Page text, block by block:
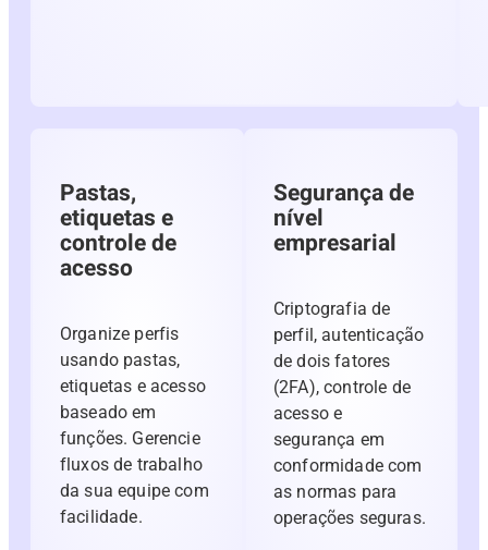
Pastas,
etiquetas e
controle de
acesso
Organize perfis
usando pastas,
etiquetas e acesso
baseado em
funções. Gerencie
fluxos de trabalho
da sua equipe com
facilidade.
Segurança de
nível
empresarial
Criptografia de
perfil, autenticação
de dois fatores
(2FA), controle de
acesso e
segurança em
conformidade com
as normas para
operações seguras.